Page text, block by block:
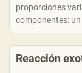
proporciones
componentes:
Reacción